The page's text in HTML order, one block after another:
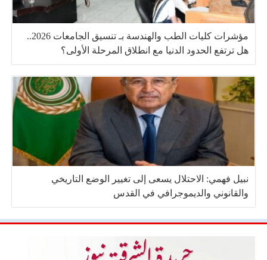
مؤشرات كليات الطب والهندسة بـ تنسيق الجامعات 2026..
هل ترتفع الحدود الدنيا مع انطلاق المرحلة الأولى؟
نبيل فهمي: الاحتلال يسعى إلى تغيير الوضع التاريخي
والقانوني والديموجرافي في القدس